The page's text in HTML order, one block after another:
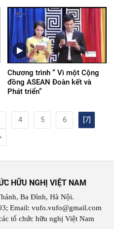
Chương trình “ Vì một Cộng
đồng ASEAN Đoàn kết và
Phát triển”
4 5 6
[7]
HỮU NGHỊ VIỆT NAM
Ba Đình, Hà Nội.
Email: vufo.vufo@gmail.com
tổ chức hữu nghị Việt Nam